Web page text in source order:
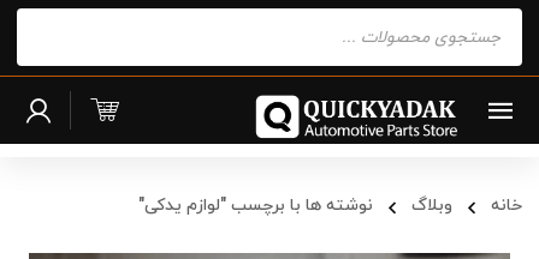
search
خانه وبلاگ نوشته ها با برچسب "لوازم یدکی"